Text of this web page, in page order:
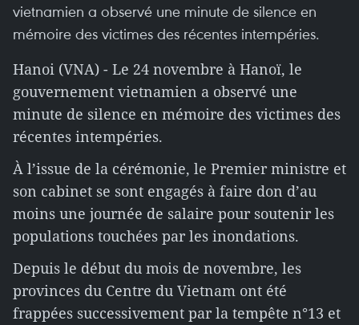
vietnamien a observé une minute de silence en
mémoire des victimes des récentes intempéries.
Hanoi (VNA) - Le 24 novembre à Hanoï, le
gouvernement vietnamien a observé une
minute de silence en mémoire des victimes des
récentes intempéries.
À l’issue de la cérémonie, le Premier ministre et
son cabinet se sont engagés à faire don d’au
moins une journée de salaire pour soutenir les
populations touchées par les inondations.
Depuis le début du mois de novembre, les
provinces du Centre du Vietnam ont été
frappées successivement par la tempête n°13 et